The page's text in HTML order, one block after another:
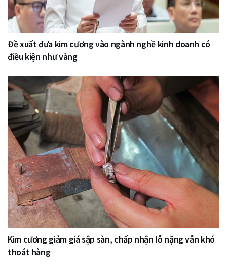
Đề xuất đưa kim cương vào ngành nghề kinh doanh có
điều kiện như vàng
Kim cương giảm giá sập sàn, chấp nhận lỗ nặng vẫn khó
thoát hàng